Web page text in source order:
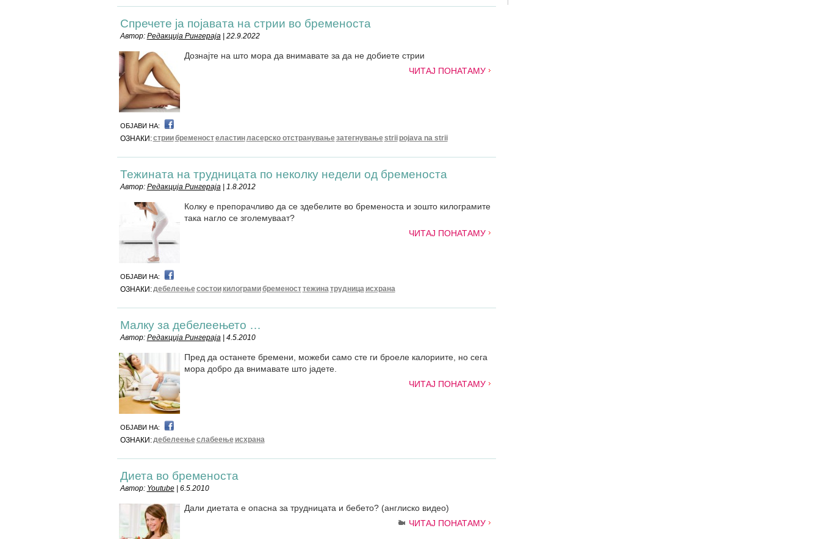
Спречете ја појавата на стрии во бременоста
Автор: Редакција Рингераја| 22.9.2022
Дознајте на што мора да внимавате за да не добиете стрии
ЧИТАЈ ПОНАТАМУ
ОБЈАВИ НА:
ОЗНАКИ:стриибременостеластинласерско отстранувањезатегнувањеstrii pojava na strii
Тежината на трудницата по неколку недели од бременоста
Автор: Редакција Рингераја| 1.8.2012
Колку е препорачливо да се здебелите во бременоста и зошто килограмите
така нагло се зголемуваат?
ЧИТАЈ ПОНАТАМУ
ОБЈАВИ НА:
ОЗНАКИ:дебелеењесостои килограмибременосттежинатрудница исхрана
Малку за дебелеењето …
Автор: Редакција Рингераја| 4.5.2010
Пред да останете бремени, можеби само сте ги броеле калориите, но сега
мора добро да внимавате што јадете.
ЧИТАЈ ПОНАТАМУ
ОБЈАВИ НА:
ОЗНАКИ:дебелеењеслабеење исхрана
Диета во бременоста
Автор: Youtube| 6.5.2010
Дали диетата е опасна за трудницата и бебето? (англиско видео)
ЧИТАЈ ПОНАТАМУ